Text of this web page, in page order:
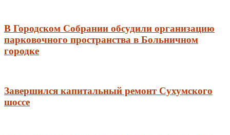
В Городском Собрании обсудили организацию
парковочного пространства в Больничном
городке
Завершился капитальный ремонт Сухумского
шоссе